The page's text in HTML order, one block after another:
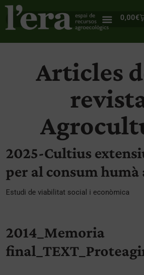
0,00€
Articles
2025-Cultius
per al consum humà
Estudi de viabilitat social i econòmica
2014_Memoria